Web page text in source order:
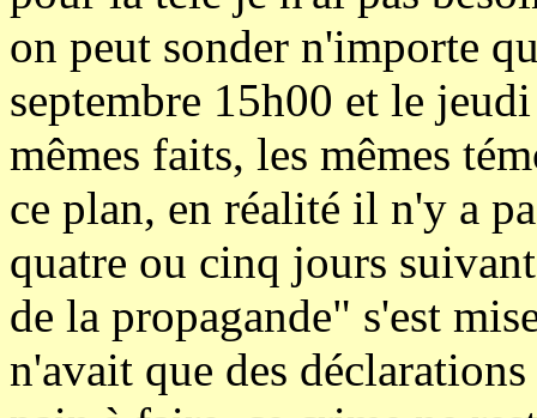
on peut sonder n'importe
septembre 15h00 et le
mêmes faits, les mêmes
ce plan, en réalité il n'y a
quatre ou cinq jours
de la propagande" s'est
n'avait que des